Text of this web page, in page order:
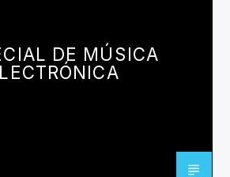
Radio
DE MÚSICA